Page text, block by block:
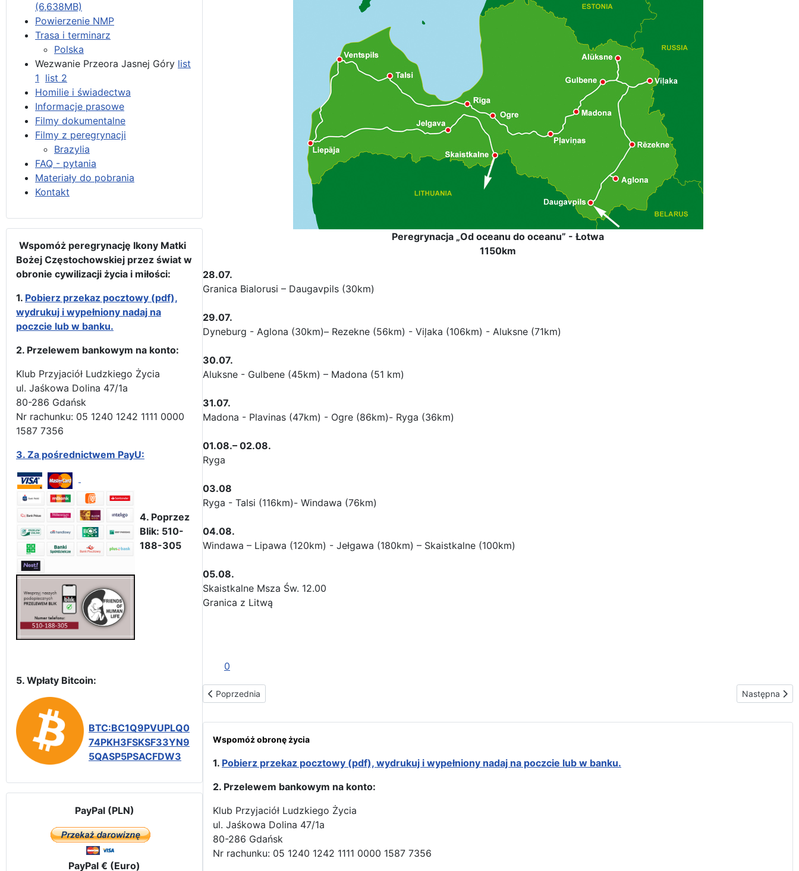
(6,638MB)
Powierzenie NMP
Trasa i terminarz
Polska
Wezwanie Przeora Jasnej Góry list
1 list 2
Homilie i świadectwa
Informacje prasowe
Filmy dokumentalne
Filmy z peregrynacji
Brazylia
FAQ - pytania
Materiały do pobrania
Kontakt
Wspomóż peregrynację Ikony Matki
Bożej Częstochowskiej przez świat w
obronie cywilizacji życia i miłości:
1. Pobierz przekaz pocztowy (pdf),
wydrukuj i wypełniony nadaj na
poczcie lub w banku.
2. Przelewem bankowym na konto:
Klub Przyjaciół Ludzkiego Życia
ul. Jaśkowa Dolina 47/1a
80-286 Gdańsk
Nr rachunku: 05 1240 1242 1111 0000
1587 7356
3. Za pośrednictwem PayU:
4. Poprzez
Blik: 510-
188-305
5. Wpłaty Bitcoin:
BTC:BC1Q9PVUPLQ0
74PKH3FSKSF33YN9
5QASP5PSACFDW3
PayPal (PLN)
PayPal € (Euro)
Peregrynacja „Od oceanu do oceanu” - Łotwa
1150km
28.07.
Granica Bialorusi – Daugavpils (30km)
29.07.
Dyneburg - Aglona (30km)– Rezekne (56km) - Viļaka (106km) - Aluksne (71km)
30.07.
Aluksne - Gulbene (45km) – Madona (51 km)
31.07.
Madona - Plavinas (47km) - Ogre (86km)- Ryga (36km)
01.08.– 02.08.
Ryga
03.08
Ryga - Talsi (116km)- Windawa (76km)
04.08.
Windawa – Lipawa (120km) - Jełgawa (180km) – Skaistkalne (100km)
05.08.
Skaistkalne Msza Św. 12.00
Granica z Litwą
0
Poprzednia strona: Trasa peregrynacji na Ukrainie
Poprzednia Następna
Następna
Wspomóż obronę życia
1. Pobierz przekaz pocztowy (pdf), wydrukuj i wypełniony nadaj na poczcie lub w banku.
2. Przelewem bankowym na konto:
Klub Przyjaciół Ludzkiego Życia
ul. Jaśkowa Dolina 47/1a
80-286 Gdańsk
Nr rachunku: 05 1240 1242 1111 0000 1587 7356